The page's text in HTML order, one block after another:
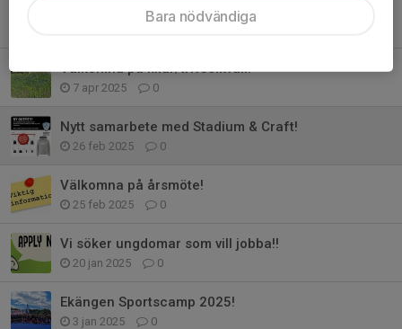
Uppstarter för våra yngsta lirare!!
Välkomna på fixar/trivselkväll!
7 apr 2025 0
Nytt samarbete med Stadium & Craft!
26 feb 2025 0
Välkomna på årsmöte!
25 feb 2025 0
Vi söker ungdomar som vill jobba!!
20 jan 2025 0
Ekängen Sportscamp 2025!
3 jan 2025 0
Bara nödvändiga